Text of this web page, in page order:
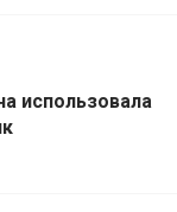
использовала